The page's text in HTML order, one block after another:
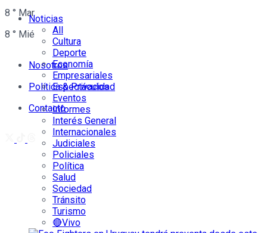
8 ° Mar
8 ° Mié
Nosotros
Política & Privacidad
Contacto
Noticias
All
Cultura
Deporte
Economía
Empresariales
Espectáculos
Eventos
Informes
Interés General
Internacionales
Judiciales
Policiales
Política
Salud
Sociedad
Tránsito
Turismo
🔴Vivo